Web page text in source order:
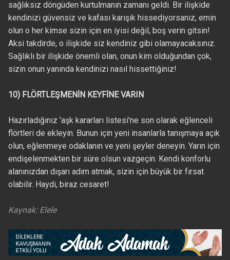
sağlıksız döngüden kurtulmanın zamanı geldi. Bir ilişkide
kendinizi güvensiz ve kafası karışık hissediyorsanız, emin
olun o her kimse sizin için en iyisi değil, boş verin gitsin!
Aksi takdirde, o ilişkide siz kendiniz gibi olamayacaksınız.
Sağlıklı bir ilişkide önemli olan, onun kim olduğundan çok,
sizin onun yanında kendinizi nasıl hissettiğiniz!
10) FLÖRTLEŞMENİN KEYFİNE VARIN
Hazırladığınız 'aşk kararları listesi'ne son olarak eğlenceli
flörtleri de ekleyin. Bunun için yeni insanlarla tanışmaya açık
olun, eğlenmeye odaklanın ve yeni şeyler deneyin. Yarın için
endişelenmekten bir süre olsun vazgeçin. Kendi konforlu
alanınızdan dışarı adım atmak, sizin için büyük bir fırsat
olabilir. Haydi, biraz cesaret!
Kaynak: Elele